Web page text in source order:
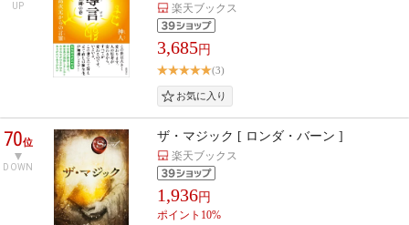
UP 楽天ブックス
3,685円
(3)
70位
DOWN
ザ・マジック [ ロンダ・バーン ]
楽天ブックス
1,936円
ポイント10%